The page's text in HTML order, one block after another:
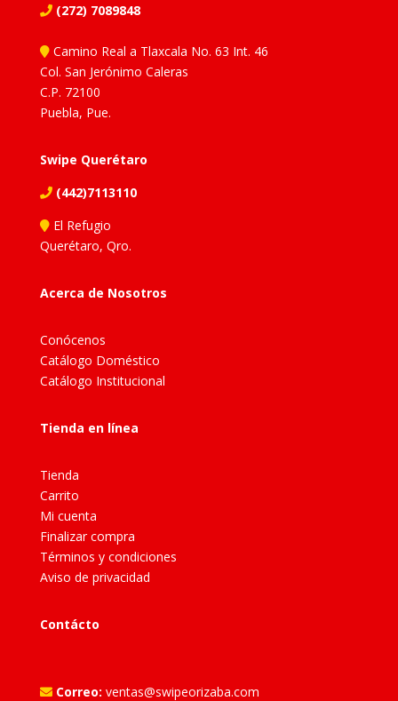
(272) 7089848
Camino Real a Tlaxcala No. 63 Int. 46
Col. San Jerónimo Caleras
C.P. 72100
Puebla, Pue.
Swipe Querétaro
(442)7113110
El Refugio
Querétaro, Qro.
Acerca de Nosotros
Conócenos
Catálogo Doméstico
Catálogo Institucional
Tienda en línea
Tienda
Carrito
Mi cuenta
Finalizar compra
Términos y condiciones
Aviso de privacidad
Contácto
Correo: ventas@swipeorizaba.com